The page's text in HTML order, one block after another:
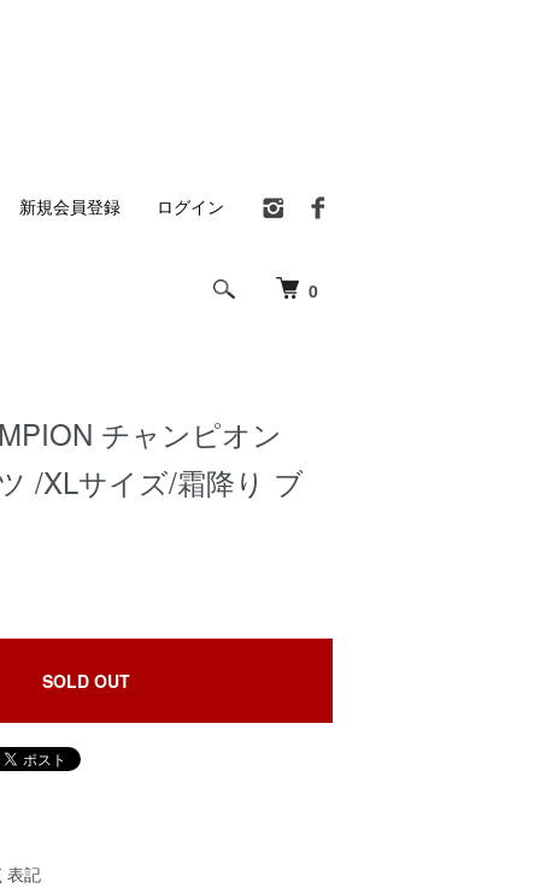
0
新規会員登録 ログイン
チャンピオン
/XLサイズ/霜降り ブ
SOLD OUT
表記